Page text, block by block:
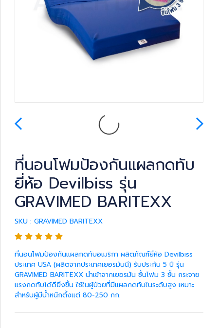
ที่นอนโฟมป้องกันแผลกดทับ
ยี่ห้อ Devilbiss รุ่น
GRAVIMED BARITEXX
SKU : GRAVIMED BARITEXX
ที่นอนโฟมป้องกันแผลกดทับอเมริกา ผลิตภัณฑ์ยี่ห้อ Devilbiss
ประเทศ USA (ผลิตจากประเทศเยอรมันนี) รับประกัน 5 ปี รุ่น
GRAVIMED BARITEXX นำเข้าจากเยอรมัน ชั้นโฟม 3 ชั้น กระจาย
แรงกดทับได้ดียิ่งขึ้น ใช้ในผู้ป่วยที่มีแผลกดทับในระดับสูง เหมาะ
สำหรับผู้มีน้ำหนักตั้งแต่ 80-250 กก.